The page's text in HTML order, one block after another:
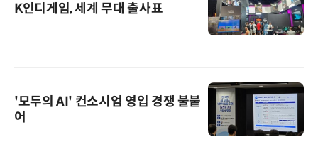
K인디게임, 세계 무대 출사표
'모두의 AI' 컨소시엄 영입 경쟁 불붙
어